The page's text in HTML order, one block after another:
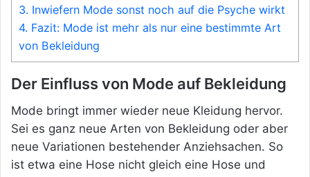
3. Inwiefern Mode sonst noch auf die Psyche wirkt
4. Fazit: Mode ist mehr als nur eine bestimmte Art
von Bekleidung
Der Einfluss von Mode auf Bekleidung
Mode bringt immer wieder neue Kleidung hervor.
Sei es ganz neue Arten von Bekleidung oder aber
neue Variationen bestehender Anziehsachen. So
ist etwa eine Hose nicht gleich eine Hose und